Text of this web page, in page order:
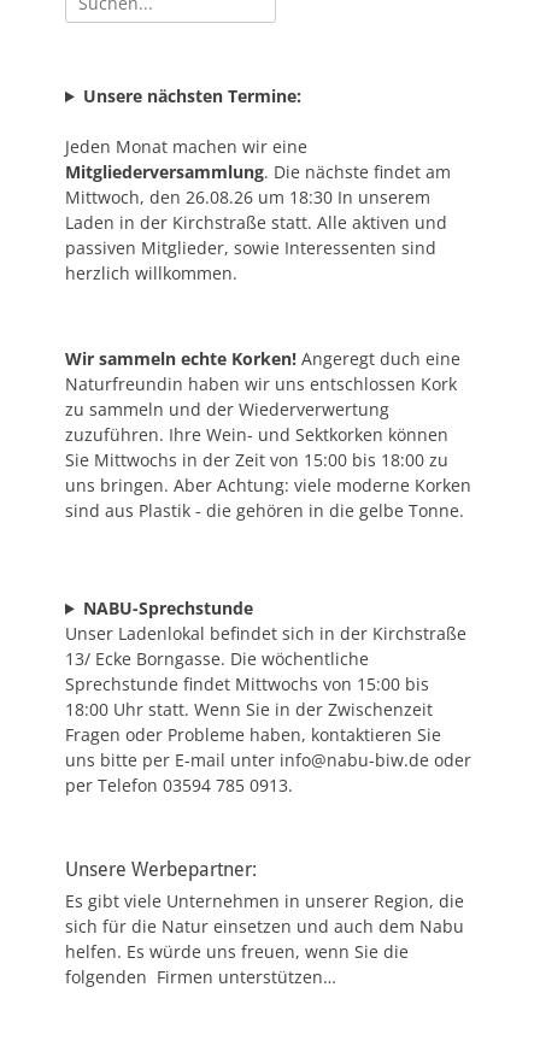
nach:
Unsere nächsten Termine:
Jeden Monat machen wir eine
Mitgliederversammlung. Die nächste findet am
Mittwoch, den 26.08.26 um 18:30 In unserem
Laden in der Kirchstraße statt. Alle aktiven und
passiven Mitglieder, sowie Interessenten sind
herzlich willkommen.
Wir sammeln echte Korken! Angeregt duch eine
Naturfreundin haben wir uns entschlossen Kork
zu sammeln und der Wiederverwertung
zuzuführen. Ihre Wein- und Sektkorken können
Sie Mittwochs in der Zeit von 15:00 bis 18:00 zu
uns bringen. Aber Achtung: viele moderne Korken
sind aus Plastik - die gehören in die gelbe Tonne.
NABU-Sprechstunde
Unser Ladenlokal befindet sich in der Kirchstraße
13/ Ecke Borngasse. Die wöchentliche
Sprechstunde findet Mittwochs von 15:00 bis
18:00 Uhr statt. Wenn Sie in der Zwischenzeit
Fragen oder Probleme haben, kontaktieren Sie
uns bitte per E-mail unter info@nabu-biw.de oder
per Telefon 03594 785 0913.
Unsere Werbepartner:
Es gibt viele Unternehmen in unserer Region, die
sich für die Natur einsetzen und auch dem Nabu
helfen. Es würde uns freuen, wenn Sie die
folgenden Firmen unterstützen…